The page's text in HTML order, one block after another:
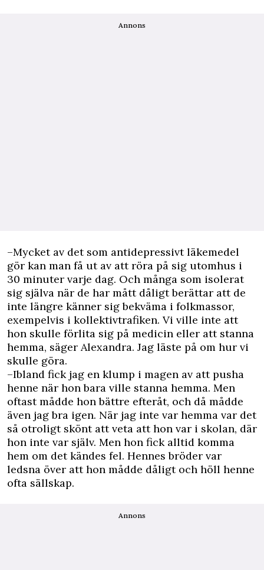
Annons
–Mycket av det som antidepressivt läkemedel
gör kan man få ut av att röra på sig utomhus i
30 minuter varje dag. Och många som isolerat
sig själva när de har mått dåligt berättar att de
inte längre känner sig bekväma i folkmassor,
exempelvis i kollektivtrafiken. Vi ville inte att
hon skulle förlita sig på medicin eller att stanna
hemma, säger Alexandra. Jag läste på om hur vi
skulle göra.
–Ibland fick jag en klump i magen av att pusha
henne när hon bara ville stanna hemma. Men
oftast mådde hon bättre efteråt, och då mådde
även jag bra igen. När jag inte var hemma var det
så otroligt skönt att veta att hon var i skolan, där
hon inte var själv. Men hon fick alltid komma
hem om det kändes fel. Hennes bröder var
ledsna över att hon mådde dåligt och höll henne
ofta sällskap.
Annons